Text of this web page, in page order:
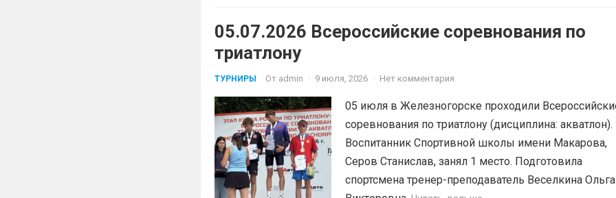
05.07.2026 Всероссийские соревнования по
триатлону
ТУРНИРЫ От admin · 9 июля, 2026 · Нет комментария
05 июля в Железногорске проходили
соревнования по триатлону (дисциплина: акватлон).
Воспитанник Спортивной школы имени Макарова,
Серов Станислав, занял 1 место. Подготовила
спортсмена тренер-преподаватель Веселкина Ольга